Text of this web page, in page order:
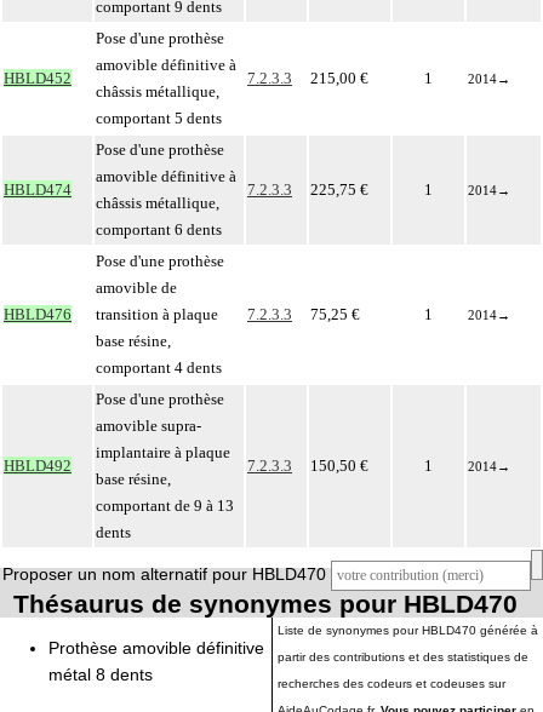
comportant 9 dents
HBLD452
Pose d'une prothèse
amovible définitive à
châssis métallique,
comportant 5 dents
7.2.3.3 215,00 € 1 2014→
HBLD474
Pose d'une prothèse
amovible définitive à
châssis métallique,
comportant 6 dents
7.2.3.3 225,75 € 1 2014→
HBLD476
Pose d'une prothèse
amovible de
transition à plaque
base résine,
comportant 4 dents
7.2.3.3 75,25 € 1 2014→
HBLD492
Pose d'une prothèse
amovible supra-
implantaire à plaque
base résine,
comportant de 9 à 13
dents
7.2.3.3 150,50 € 1 2014→
Proposer un nom alternatif pour HBLD470
Thésaurus de synonymes pour HBLD470
Prothèse amovible définitive
métal 8 dents
Liste de synonymes pour HBLD470 générée à
partir des contributions et des statistiques de
recherches des codeurs et codeuses sur